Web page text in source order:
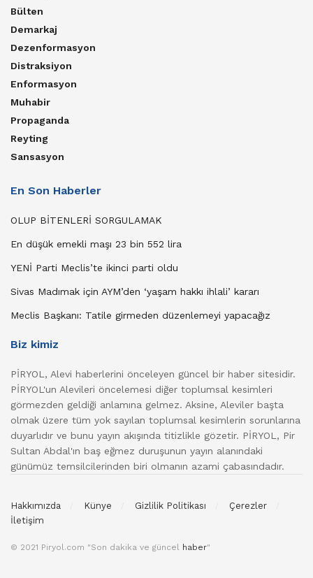
Bülten
Demarkaj
Dezenformasyon
Distraksiyon
Enformasyon
Muhabir
Propaganda
Reyting
Sansasyon
En Son Haberler
OLUP BİTENLERİ SORGULAMAK
En düşük emekli maşı 23 bin 552 lira
YENİ Parti Meclis’te ikinci parti oldu
Sivas Madımak için AYM’den ‘yaşam hakkı ihlali’ kararı
Meclis Başkanı: Tatile girmeden düzenlemeyi yapacağız
Biz kimiz
PİRYOL, Alevi haberlerini önceleyen güncel bir haber sitesidir.
PİRYOL'un Alevileri öncelemesi diğer toplumsal kesimleri
görmezden geldiği anlamına gelmez. Aksine, Aleviler başta
olmak üzere tüm yok sayılan toplumsal kesimlerin sorunlarına
duyarlıdır ve bunu yayın akışında titizlikle gözetir. PİRYOL, Pir
Sultan Abdal'ın baş eğmez duruşunun yayın alanındaki
günümüz temsilcilerinden biri olmanın azami çabasındadır.
Hakkımızda Künye Gizlilik Politikası
Çerezler
İletişim
© 2021 Piryol.com "Son dakika ve güncel haber"